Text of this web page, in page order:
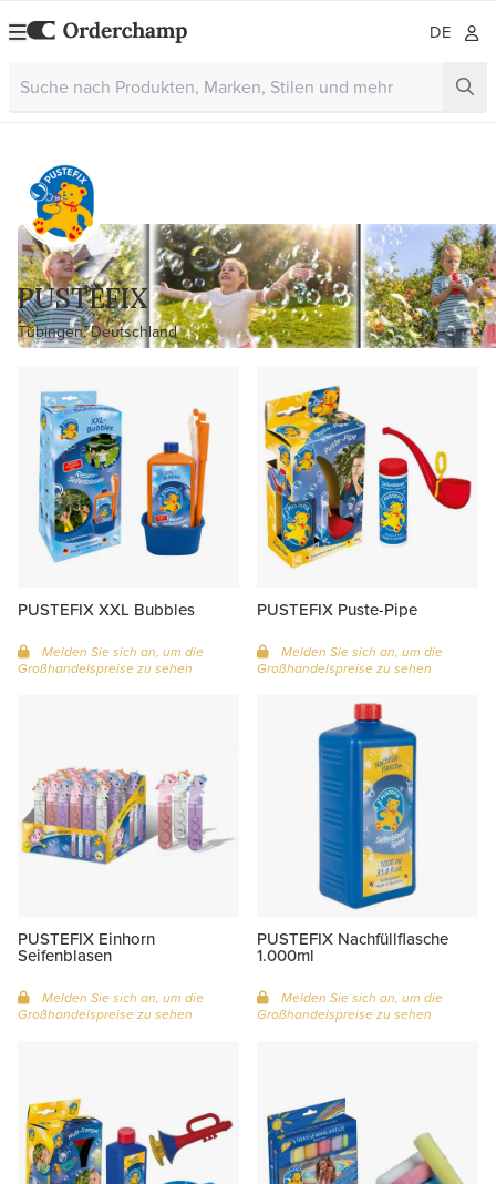
DE
PUSTEFIX
Tübingen, Deutschland
PUSTEFIX XXL Bubbles
Melden Sie sich an, um die
Großhandelspreise zu sehen
PUSTEFIX Puste-Pipe
Melden Sie sich an, um die
Großhandelspreise zu sehen
PUSTEFIX Einhorn
Seifenblasen
Melden Sie sich an, um die
Großhandelspreise zu sehen
PUSTEFIX Nachfüllflasche
1.000ml
Melden Sie sich an, um die
Großhandelspreise zu sehen